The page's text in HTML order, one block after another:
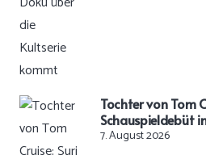
Tochter von Tom
Schauspieldebüt
7. August 2026